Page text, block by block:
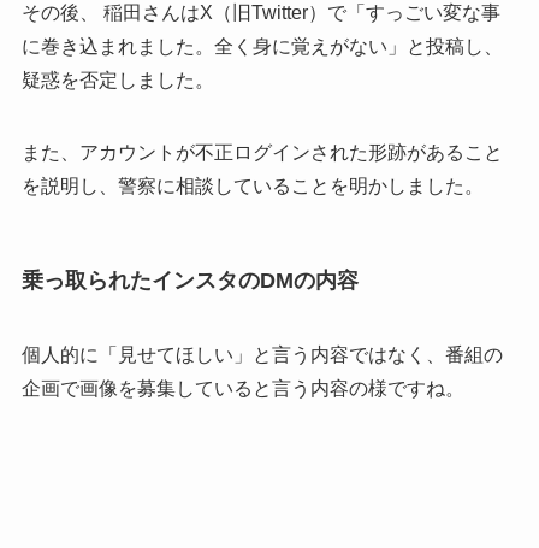
その後、 稲田さんはX（旧Twitter）で「すっごい変な事
に巻き込まれました。全く身に覚えがない」と投稿し、
疑惑を否定しました。
また、アカウントが不正ログインされた形跡があること
を説明し、警察に相談していることを明かしました。
乗っ取られたインスタのDMの内容
個人的に「見せてほしい」と言う内容ではなく、番組の
企画で画像を募集していると言う内容の様ですね。